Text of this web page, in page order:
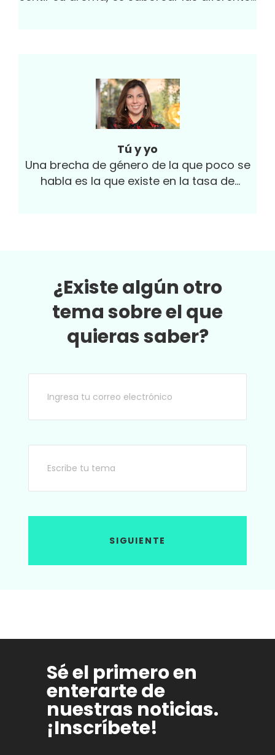
Tú y yo
Una brecha de género de la que poco se
habla es la que existe en la tasa de
¿Existe algún otro
tema sobre el que
quieras saber?
SIGUIENTE
Sé el primero en
enterarte de
nuestras noticias.
¡Inscríbete!